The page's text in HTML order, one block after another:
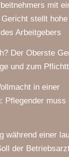
mit
stellt
Arbeitgebers
Der Oberste
und zum
in einer
Pflegender muss
während einer
der